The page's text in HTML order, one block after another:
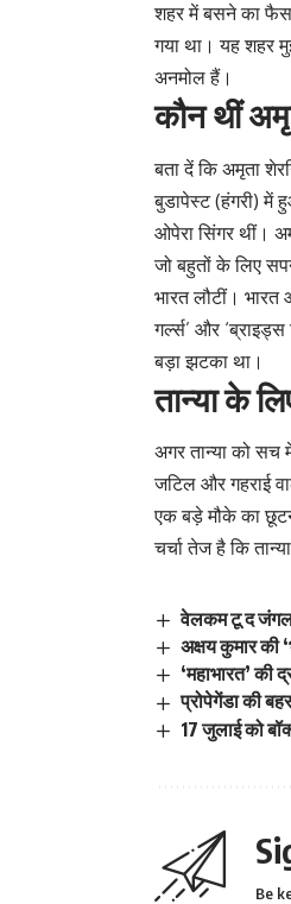
शहर में बसने का
गया था। यह शहर
अनमोल हैं।
कौन थीं
बता दें कि अमृता
बुडापेस्ट (हंगरी) में
ओपेरा सिंगर थीं।
जो बहुतों के लिए
भारत लौटीं। भारत
गर्ल्स’ और
बड़ा झटका था।
तान्या के
अगर तान्या को सच
जटिल और गहराई
एक बड़े मौके का
चर्चा तेज है कि
वेलकम टू द जंगल
अक्षय कुमार की
‘महाभारत’ की
प्रोपेगेंडा की
17 जुलाई को
Be